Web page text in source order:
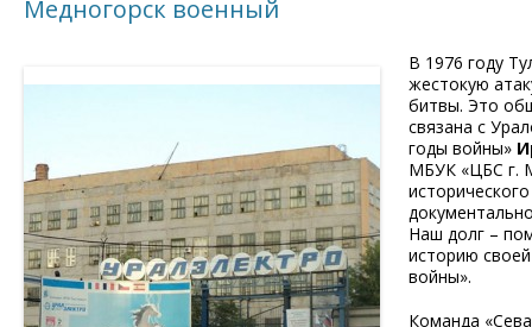
Медногорск военный
В 1976 году
жестокую
битвы. Это
связана с
годы войны»
МБУК «ЦБС г.
Наш долг –
историю
войны».
Команда